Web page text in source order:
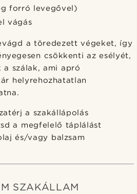
forró levegővel)
vágás
a töredezett végeket, így
csökkenti az esélyét,
szálak, ami apró
helyrehozhatatlan
a szakállápolás
a megfelelő táplálást
és/vagy balzsam
SZAKÁLLAM